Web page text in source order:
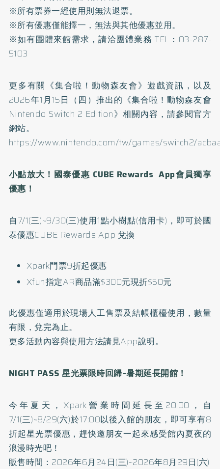
※所有票券一經使用則無法退票。
※所有優惠僅能擇一，無法與其他優惠並用。
※如有團體來館需求，請洽團體業務 TEL：03-287-
5103
更多有關《集合啦！動物森友會》遊戲資訊，以及
2026年1月15日（四）推出的《集合啦！動物森友會
Nintendo Switch 2 Edition》相關內容，請參閱官方
網站。
https://www.nintendo.com/tw/games/switch2/
小點放大！國泰優惠 CUBE Rewards App會員獨享
優惠！
自7/1(三)~9/30(三)使用1點小樹點(信用卡)，即可於國
泰優惠CUBE Rewards App 兌換
Xpark門票9折起優惠
Xfun指定AR商品滿$300元現折$50元
此優惠僅適用於現場人工售票及結帳櫃檯使用，數量
有限，兌完為止。
更多活動內容與使用方法請見App說明。
NIGHT PASS 星光票限時回歸~暑期延長開館！
今年夏天，Xpark營業時間延長至20:00，自
7/1(三)~8/29(六)於17:00以後入館的朋友，即可享有8
折起星光票優惠，趕快邀朋友一起來感受館內夏夜的
浪漫時光吧！
販售時間：2026年6月24日(三)~2026年8月29日(六)